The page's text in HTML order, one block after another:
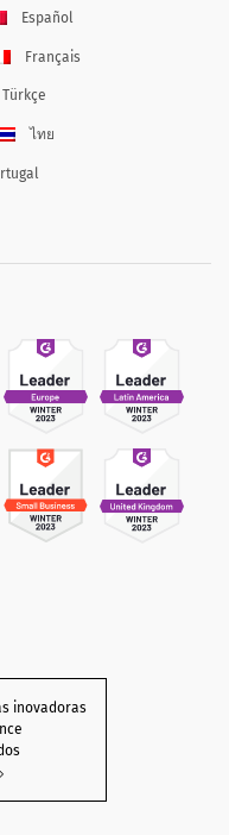
Español
Français
Türkçe
ไทย
inovadoras